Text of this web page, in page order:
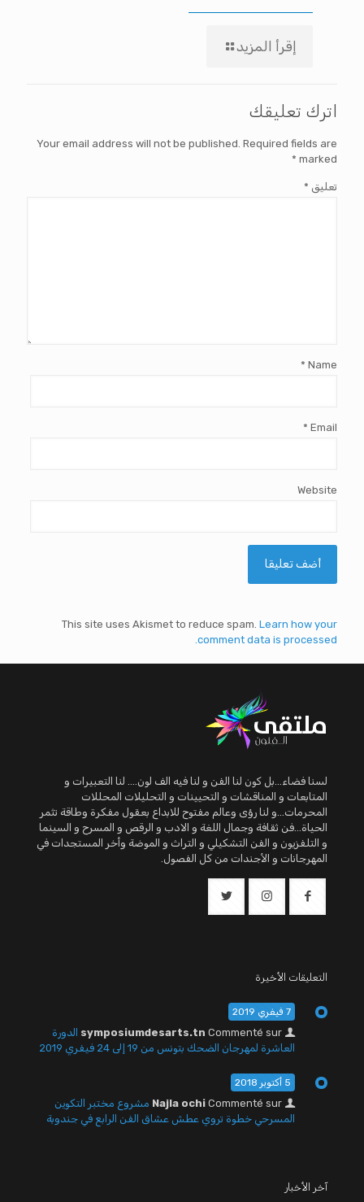
إقرأ المزيد
اترك تعليقك
Your email address will not be published. Required fields are
marked
*
تعليق *
Name
*
Email
*
Website
This site uses Akismet to reduce spam. Learn how your
comment data is processed.
لسنا فضاء...بل كون لنا الفن و لنا فيه الف لون.... لنا التعبيرات و
المتابعات و المناقشات و التحيينات و التحليلات المحللات
المحرمات...و لنا رؤى وعالم مفتوح للابداع بعقول مفكرة وطاقة تثمر
الحياة...فن ثقافة وجمال اللغة و الادب و الرقص و المسرح و السينما
و التلفزيون و الفن التشكيلي و التراث و الموضة وأخر المستجدات في
المهرجانات و الأجندات من كل الفصول.
التعليقات الأخيرة
7 فيفري 2019
symposiumdesarts.tn Commenté sur
الدورة
العاشرة لمهرجان الضحك بتونس من 19 إلى 24 فيفري 2019
5 أكتوبر 2018
Najla ochi Commenté sur
مشروع مختبر التكوين
المسرحي خطوة تروي عطش عشاق الفن الرابع في جندوبة
آخر الأخبار